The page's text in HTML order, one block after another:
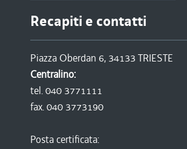
Recapiti e contatti
Piazza Oberdan 6, 34133 TRIESTE
Centralino:
tel. 040 3771111
fax. 040 3773190
Posta certificata: